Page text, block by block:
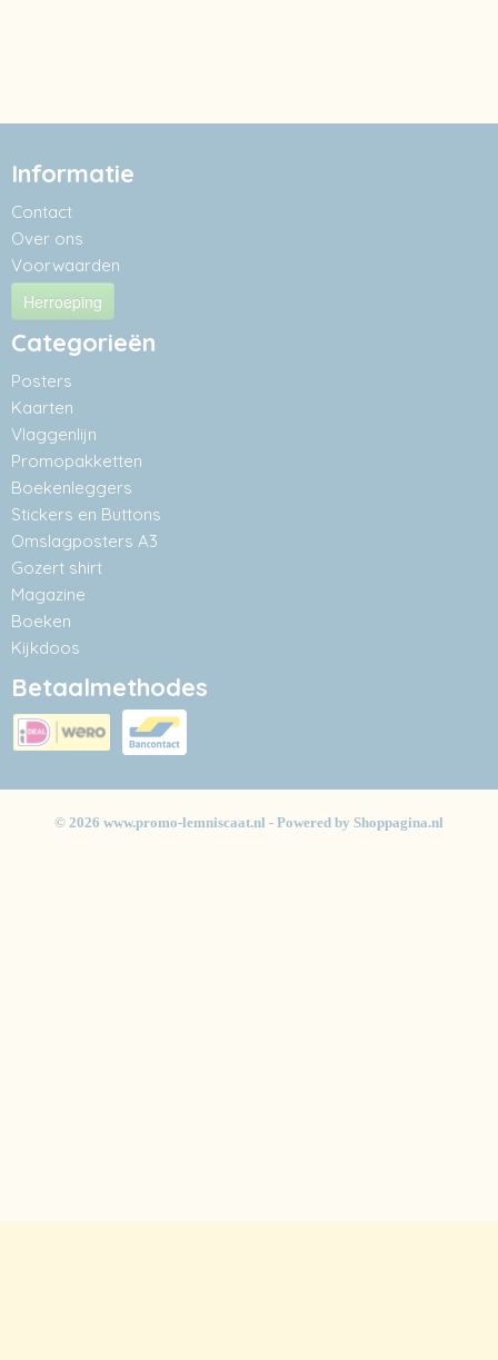
Informatie
Contact
Over ons
Voorwaarden
Herroeping
Categorieën
Posters
Kaarten
Vlaggenlijn
Promopakketten
Boekenleggers
Stickers en Buttons
Omslagposters A3
Gozert shirt
Magazine
Boeken
Kijkdoos
Betaalmethodes
© 2026 www.promo-lemniscaat.nl - Powered by Shoppagina.nl